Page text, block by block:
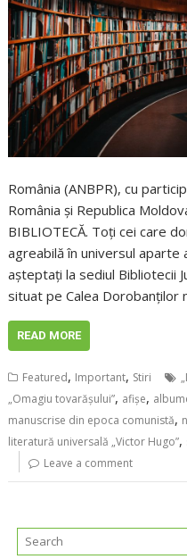
România (ANBPR), cu
România și Republica
BIBLIOTECĂ. Toți cei care
agreabilă în universul aparte
așteptați la sediul Bibliotecii
situat pe Calea Dorobanților
READ MORE
Featured, Important, Stiri
„Omagiu tovarășului”, afișe,
manuscrise din epoca comunistă,
literatură universală „Victor Hugo”,
Leave a comment